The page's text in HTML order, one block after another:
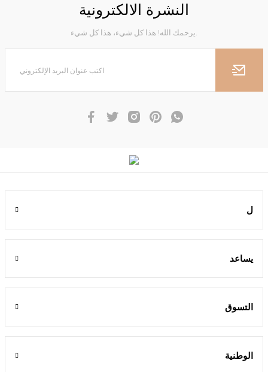
النشرة الالكترونية
يرحمك الله! هذا كل شيء، هذا كل شيء.
ل
يساعد
التسوق
الوطنية